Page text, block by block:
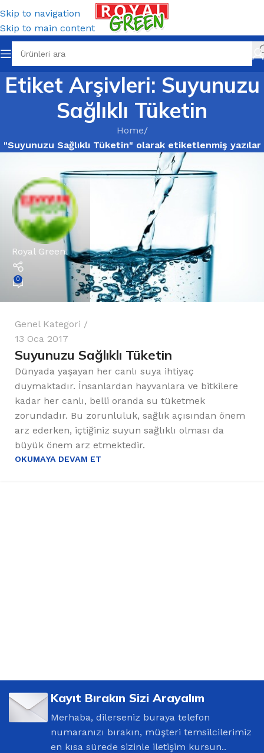
Skip to navigation
Skip to main content
Etiket Arşivleri: Suyunuzu
Sağlıklı Tüketin
Home/
"Suyunuzu Sağlıklı Tüketin" olarak etiketlenmiş yazılar
Royal Green
0
Genel Kategori
13 Oca 2017
Suyunuzu Sağlıklı Tüketin
Dünyada yaşayan her canlı suya ihtiyaç
duymaktadır. İnsanlardan hayvanlara ve bitkilere
kadar her canlı, belli oranda su tüketmek
zorundadır. Bu zorunluluk, sağlık açısından önem
arz ederken, içtiğiniz suyun sağlıklı olması da
büyük önem arz etmektedir.
OKUMAYA DEVAM ET
Kayıt Bırakın Sizi Arayalım
Merhaba, dilerseniz buraya telefon
numaranızı bırakın, müşteri temsilcilerimiz
en kısa sürede sizinle iletişim kursun..